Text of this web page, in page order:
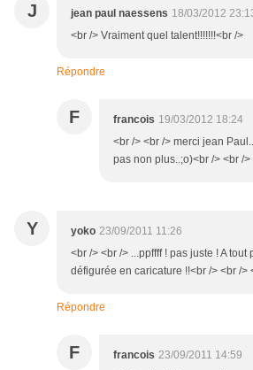
J jean paul naessens 18/03/2012
<br /> Vraiment quel talent!!!!!!!<br />
Répondre
F francois 19/03/2012 18:24
<br /> <br /> merci jean
pas non plus..;o)<br /> <br />
Y yoko 23/09/2011 11:26
<br /> <br /> ...ppffff ! pas juste ! A
défigurée en caricature !!<br /> <br />
Répondre
F francois 23/09/2011 14:59